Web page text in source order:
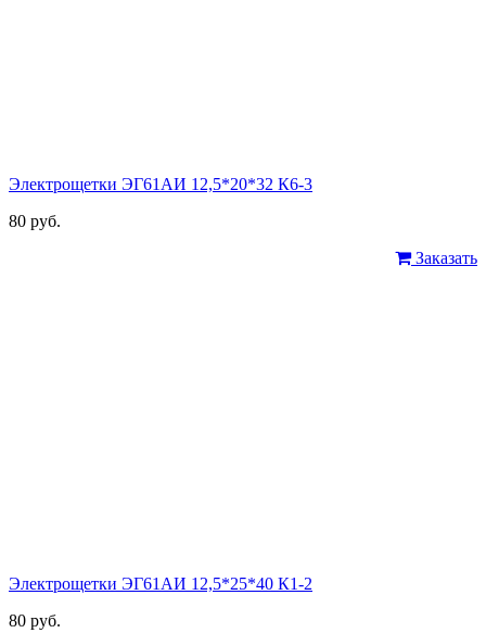
Электрощетки ЭГ61АИ 12,5*20*32 К6-3
80 руб.
Заказать
Электрощетки ЭГ61АИ 12,5*25*40 К1-2
80 руб.